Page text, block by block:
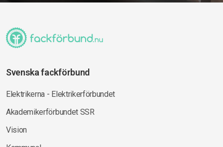
Svenska fackförbund
Elektrikerna - Elektrikerförbundet
Akademikerförbundet SSR
Vision